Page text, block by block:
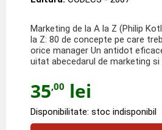
Marketing de la A la Z (Philip
la Z: 80 de concepte pe care
orice manager Un antidot
uitat abecedarul de marketing
35,00 lei
Disponibilitate: stoc indisponibil